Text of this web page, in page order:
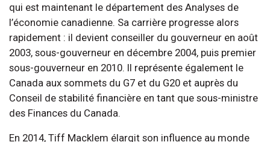
qui est maintenant le département des Analyses de
l’économie canadienne. Sa carrière progresse alors
rapidement : il devient conseiller du gouverneur en août
2003, sous-gouverneur en décembre 2004, puis premier
sous-gouverneur en 2010. Il représente également le
Canada aux sommets du G7 et du G20 et auprès du
Conseil de stabilité financière en tant que sous-ministre
des Finances du Canada.
En 2014, Tiff Macklem élargit son influence au monde